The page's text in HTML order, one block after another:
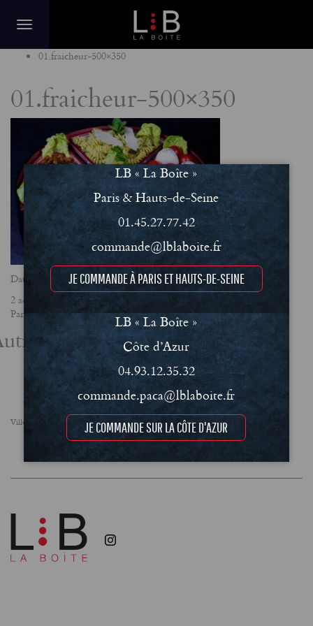
01.fraicheur-500×350
01.fraicheur-500×350
Date
2 août 2019
Partager
actualités
Villes FAQ Le concept
Notre engagement RSE
Conditions Générales de Vente (CGV)
Mentions légales et Politique de confidentialité
LB « La Boîte »
Paris & Hauts-de-Seine
01.45.27.77.42
commande@lblaboite.fr
JE COMMANDE À PARIS ET HAUTS-DE-SEINE
LB « La Boîte »
Côte d’Azur
04.93.12.35.32
commande.paca@lblaboite.fr
JE COMMANDE SUR LA CÔTE D'AZUR